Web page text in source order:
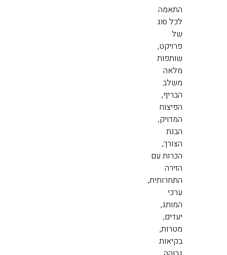
התאמה
לכל סוג
של
פרויקט,
שותפות
מלאה
משלב
הבריף,
הפיצוח
המדויק,
הבנת
הצורך,
הכרות עם
הזירה
התחרותית,
ערכי
המותג,
יעדים,
מטרות,
בקיאות